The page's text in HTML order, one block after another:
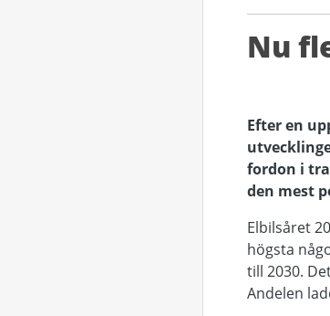
Nu
Efter en
fordon i
den mest
Elbilsåret
högsta
till 2030.
Andelen